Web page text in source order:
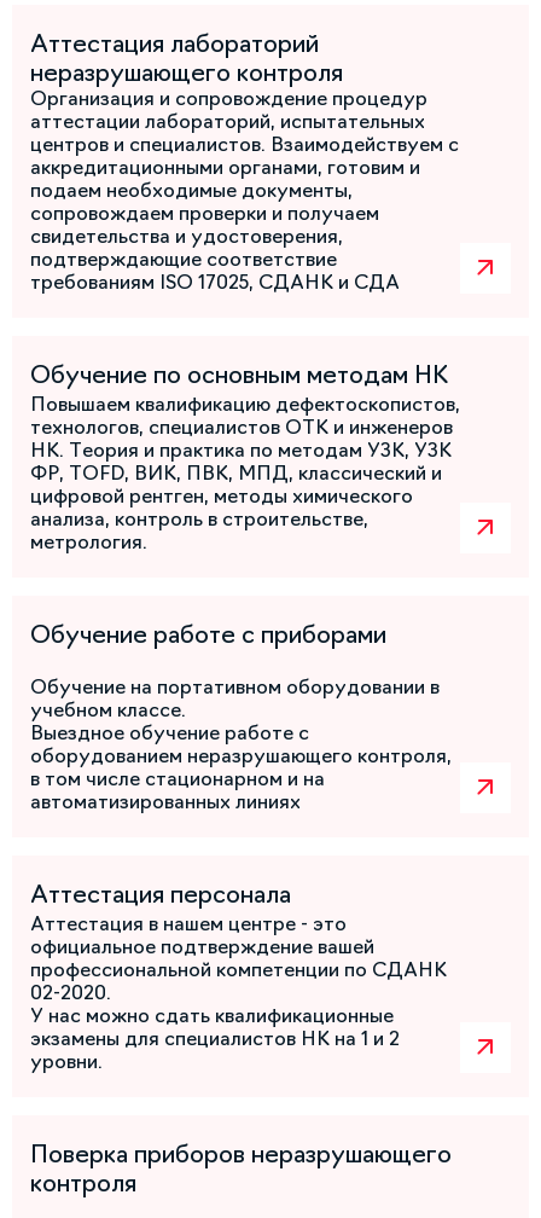
Аттестация лабораторий
неразрушающего контроля
Организация и сопровождение процедур
аттестации лабораторий, испытательных
центров и специалистов. Взаимодействуем с
аккредитационными органами, готовим и
подаем необходимые документы,
сопровождаем проверки и получаем
свидетельства и удостоверения,
подтверждающие соответствие
требованиям ISO 17025, СДАНК и СДА
Обучение по основным методам НК
Повышаем квалификацию дефектоскопистов,
технологов, специалистов ОТК и инженеров
НК. Теория и практика по методам УЗК, УЗК
ФР, TOFD, ВИК, ПВК, МПД, классический и
цифровой рентген, методы химического
анализа, контроль в строительстве,
метрология.
Обучение работе с приборами
Обучение на портативном оборудовании в
учебном классе.
Выездное обучение работе с
оборудованием неразрушающего контроля,
в том числе стационарном и на
автоматизированных линиях
Аттестация персонала
Аттестация в нашем центре - это
официальное подтверждение вашей
профессиональной компетенции по СДАНК
02-2020.
У нас можно сдать квалификационные
экзамены для специалистов НК на 1 и 2
уровни.
Поверка приборов неразрушающего
контроля